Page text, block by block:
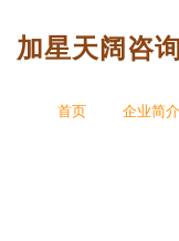
加星天阔咨
首页 企业简介